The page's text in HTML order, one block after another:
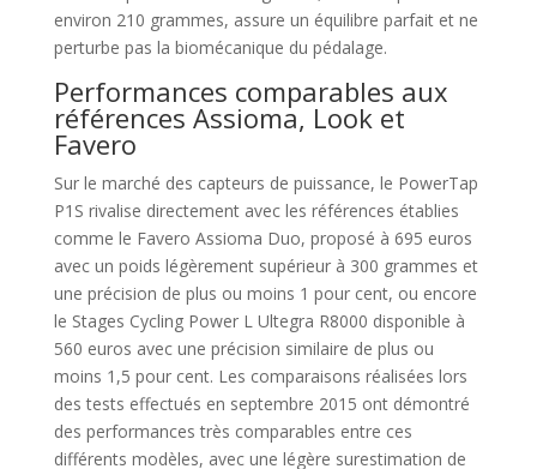
environ 210 grammes, assure un équilibre parfait et ne
perturbe pas la biomécanique du pédalage.
Performances comparables aux
références Assioma, Look et
Favero
Sur le marché des capteurs de puissance, le PowerTap
P1S rivalise directement avec les références établies
comme le Favero Assioma Duo, proposé à 695 euros
avec un poids légèrement supérieur à 300 grammes et
une précision de plus ou moins 1 pour cent, ou encore
le Stages Cycling Power L Ultegra R8000 disponible à
560 euros avec une précision similaire de plus ou
moins 1,5 pour cent. Les comparaisons réalisées lors
des tests effectués en septembre 2015 ont démontré
des performances très comparables entre ces
différents modèles, avec une légère surestimation de